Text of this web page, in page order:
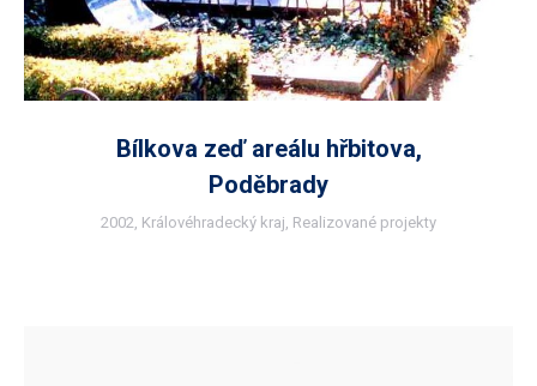
Bílkova zeď areálu hřbitova,
Poděbrady
2002 Královéhradecký kraj Realizované projekty